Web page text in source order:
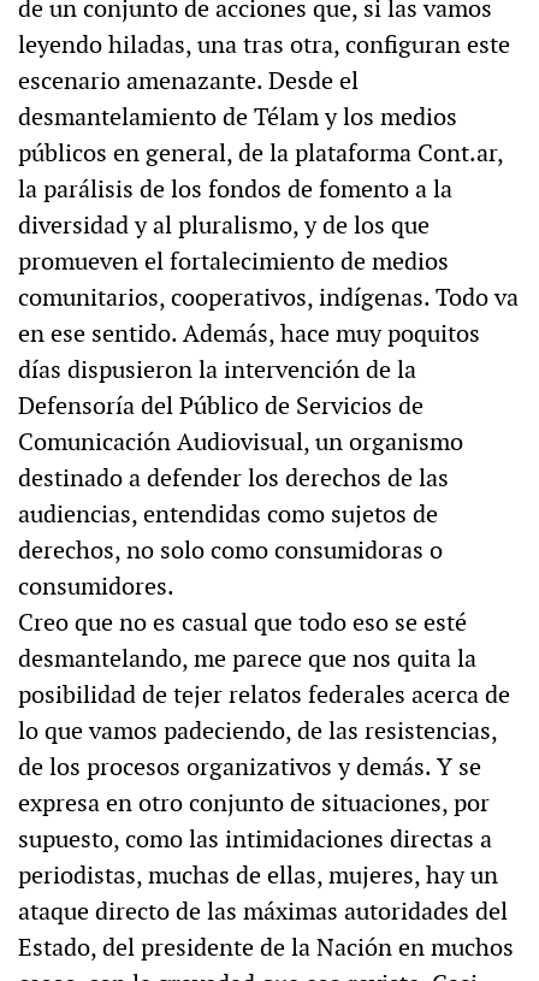
de un conjunto de acciones que, si las vamos
leyendo hiladas, una tras otra, configuran este
escenario amenazante. Desde el
desmantelamiento de Télam y los medios
públicos en general, de la plataforma Cont.ar,
la parálisis de los fondos de fomento a la
diversidad y al pluralismo, y de los que
promueven el fortalecimiento de medios
comunitarios, cooperativos, indígenas. Todo va
en ese sentido. Además, hace muy poquitos
días dispusieron la intervención de la
Defensoría del Público de Servicios de
Comunicación Audiovisual, un organismo
destinado a defender los derechos de las
audiencias, entendidas como sujetos de
derechos, no solo como consumidoras o
consumidores.
Creo que no es casual que todo eso se esté
desmantelando, me parece que nos quita la
posibilidad de tejer relatos federales acerca de
lo que vamos padeciendo, de las resistencias,
de los procesos organizativos y demás. Y se
expresa en otro conjunto de situaciones, por
supuesto, como las intimidaciones directas a
periodistas, muchas de ellas, mujeres, hay un
ataque directo de las máximas autoridades del
Estado, del presidente de la Nación en muchos